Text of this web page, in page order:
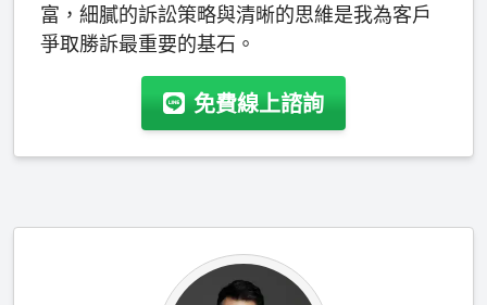
富，細膩的訴訟策略與清晰的思維是我為客戶
爭取勝訴最重要的基石。
免費線上諮詢